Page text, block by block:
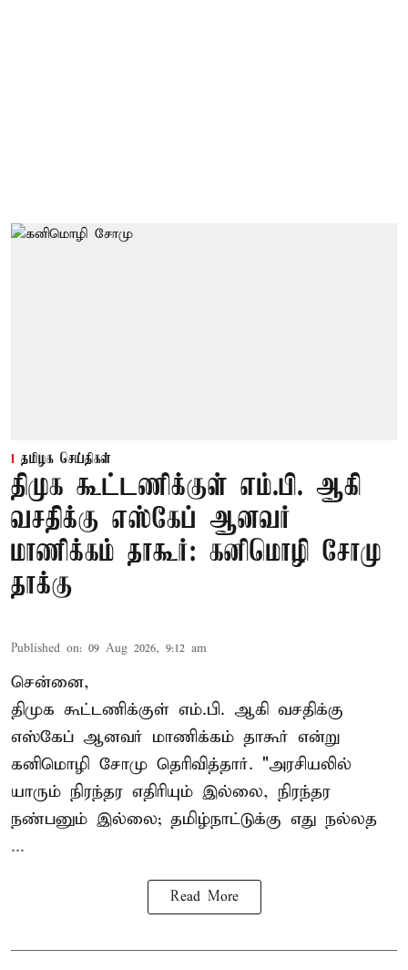
தமிழக செய்திகள்
திமுக கூட்டணிக்குள் எம்.பி. ஆகி
வசதிக்கு எஸ்கேப் ஆனவர்
மாணிக்கம் தாகூர்: கனிமொழி சோமு
தாக்கு
Published on: 09 Aug 2026, 9:12 am
சென்னை,
திமுக கூட்டணிக்குள் எம்.பி. ஆகி வசதிக்கு
எஸ்கேப் ஆனவர் மாணிக்கம் தாகூர் என்று
கனிமொழி சோமு தெரிவித்தார். "அரசியலில்
யாரும் நிரந்தர எதிரியும் இல்லை, நிரந்தர
நண்பனும் இல்லை; தமிழ்நாட்டுக்கு எது நல்லத
...
Read More